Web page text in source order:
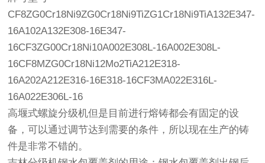
CF8ZG0Cr18Ni9ZG0Cr18Ni9TiZG1Cr18Ni9TiA132E347-
16A102A132E308-16E347-
16CF3ZG00Cr18Ni10A002E308L-16A002E308L-
16CF8MZG0Cr18Ni12Mo2TiA212E318-
16A202A212E316-16E318-16CF3MA022E316L-
16A022E306L-16
高堰式螺旋分级机但是目前进行熔铸都会有固定的设
备，可以通过调节达到需要的条件，所以现在生产的铸
件是非常不错的。